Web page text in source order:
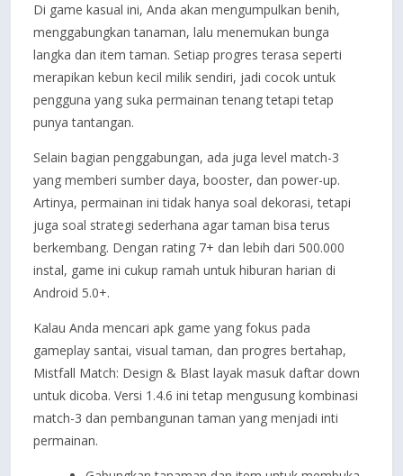
Di game kasual ini, Anda akan mengumpulkan benih,
menggabungkan tanaman, lalu menemukan bunga
langka dan item taman. Setiap progres terasa seperti
merapikan kebun kecil milik sendiri, jadi cocok untuk
pengguna yang suka permainan tenang tetapi tetap
punya tantangan.
Selain bagian penggabungan, ada juga level match-3
yang memberi sumber daya, booster, dan power-up.
Artinya, permainan ini tidak hanya soal dekorasi, tetapi
juga soal strategi sederhana agar taman bisa terus
berkembang. Dengan rating 7+ dan lebih dari 500.000
instal, game ini cukup ramah untuk hiburan harian di
Android 5.0+.
Kalau Anda mencari apk game yang fokus pada
gameplay santai, visual taman, dan progres bertahap,
Mistfall Match: Design & Blast layak masuk daftar down
untuk dicoba. Versi 1.4.6 ini tetap mengusung kombinasi
match-3 dan pembangunan taman yang menjadi inti
permainan.